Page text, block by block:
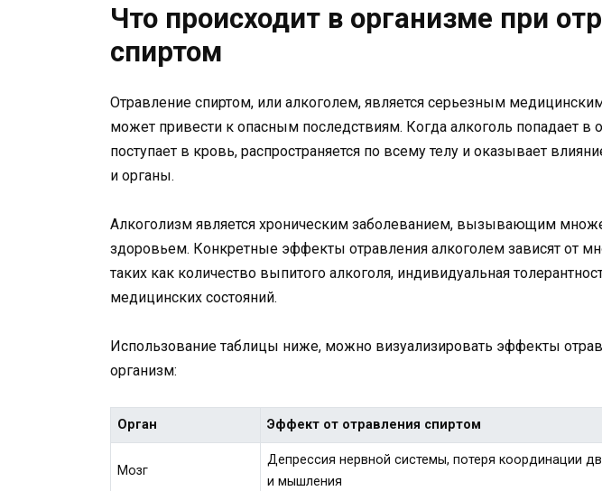
Что происходит в организме при
спиртом
Отравление спиртом, или алкоголем, является серьезным
может привести к опасным последствиям. Когда алкоголь попадает в
поступает в кровь, распространяется по всему телу и оказывает
и органы.
Алкоголизм является хроническим заболеванием, вызывающим
здоровьем. Конкретные эффекты отравления алкоголем зависят от
таких как количество выпитого алкоголя, индивидуальная
медицинских состояний.
Использование таблицы ниже, можно визуализировать эффекты
организм:
Орган Эффект от отравления спиртом
Мозг
Депрессия нервной системы, потеря координации
и мышления